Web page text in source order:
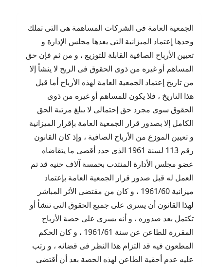
الجمعية العامة فى الشركات المساهمة هى التى تملك
وحدها إعتماد الميزانية التى يعدها مجلس الإدارة و
تعيين الأرباح الصافية القابلة للتوزيع ، و من ثم فإن حق
المساهم أو غيره من ذوى الحقوق فى الربح لا ينشأ إلا
من تاريخ إعتماد الجمعية العامة لهذه الأرباح أما قبل
هذا التاريخ ، فلا يكون للمساهم أو غيره من ذوى
الحقوق سوى مجرد حق إحتمالى لا يبلغ مرتبة الحق
الكامل إلا بصدور قرار الجمعية العامة بإقرار الميزانية
و تعيين الموزع من الأرباح الصافية ، وإذ كان القانون
رقم 113 لسنة 1961 الذى حدد أقصى ما يتقاضاه
عضو مجلس الأدارة المنتدب بخمسة آلاف حنيه قد تم
العمل له قبل صدور قرار الجمعية العامة بإعتماد
ميزانية 1961/60 ، و كان من مقتضى الأثر المباشر
لهذا القانون أن يسرى على جميع الحقوق التى تنشأ أو
تكتمل بعد صدوره ، و أنه يسرى على حصة الأرباح
المقررة للطاعن عن سنة 1961/61 ، و كان الحكم
المطعون فيه قد التزام هذا النظر فى قضائه ، و رتب
عليه عدم أحقية الطاعن لهذه الحصة بعد أن أقتضى